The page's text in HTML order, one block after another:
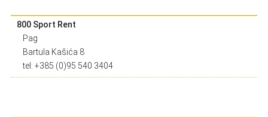
800 Sport Rent
Pag
Bartula Kašića 8
tel: +385 (0)95 540 3404